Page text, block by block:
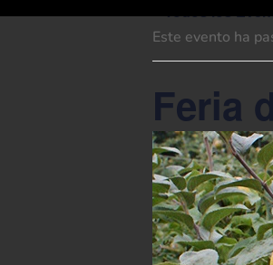
« Todos los
Este evento ha
Feria